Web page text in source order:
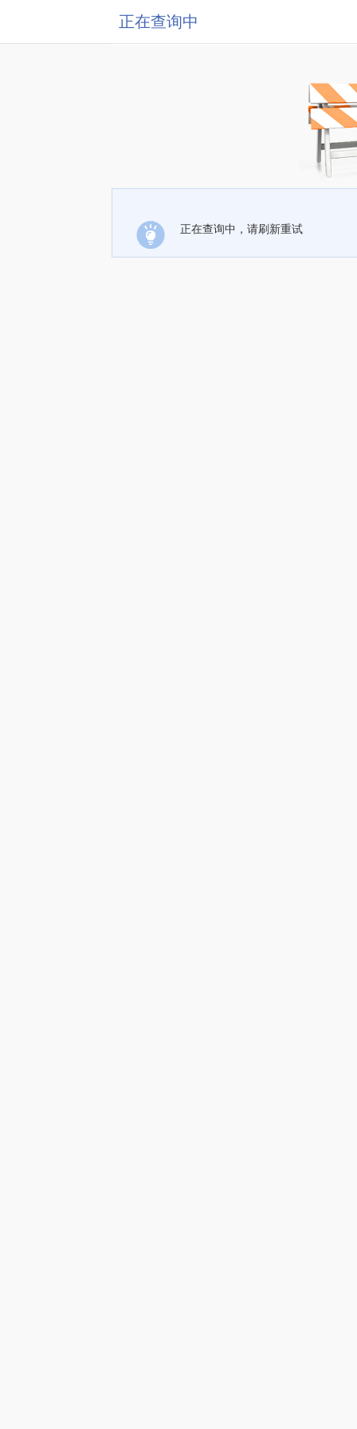
正在查询中
正在查询中，请刷新重试